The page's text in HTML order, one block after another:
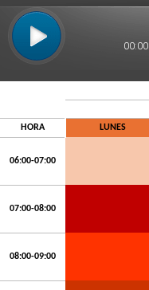
00:00
HORA
LUNES
06:00-07:00
07:00-08:00
08:00-09:00